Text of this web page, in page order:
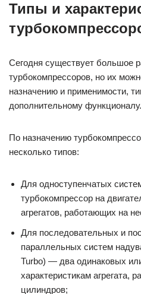
Типы и
Сегодня существует большое
турбокомпрессоров, но их
назначению и применимости,
дополнительному функционалу.
По назначению
несколько типов:
Для одноступенчатых
турбокомпрессор на
агрегатов, работающих на
Для последовательных и
параллельных систем
Turbo) — два одинаковых
характеристикам агрегата,
цилиндров;